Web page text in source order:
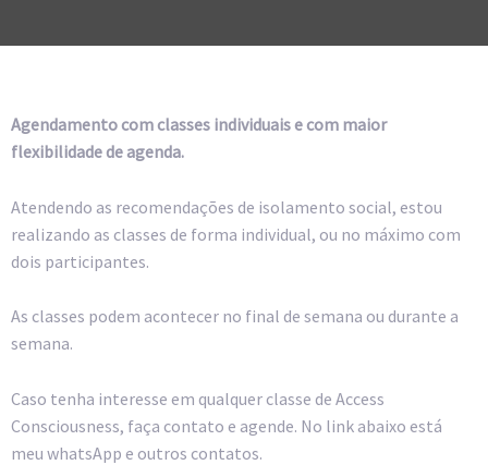
Agendamento com classes individuais e com maior
flexibilidade de agenda.
Atendendo as recomendações de isolamento social, estou
realizando as classes de forma individual, ou no máximo com
dois participantes.
As classes podem acontecer no final de semana ou durante a
semana.
Caso tenha interesse em qualquer classe de Access
Consciousness, faça contato e agende. No link abaixo está
meu whatsApp e outros contatos.